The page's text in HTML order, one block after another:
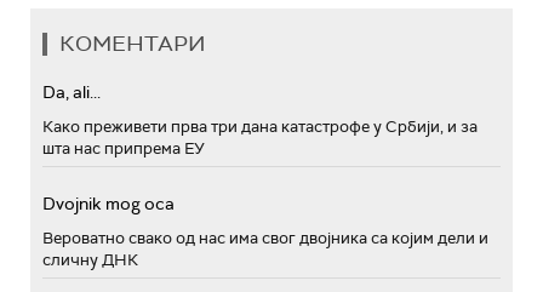
КОМЕНТАРИ
Da, ali...
Како преживети прва три дана катастрофе у Србији, и за
шта нас припрема ЕУ
Dvojnik mog oca
Вероватно свако од нас има свог двојника са којим дели и
сличну ДНК